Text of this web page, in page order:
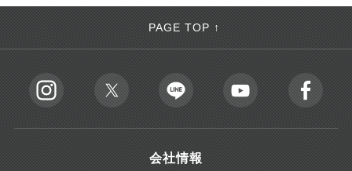
PAGE TOP ↑
会社情報